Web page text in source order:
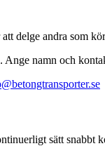
delge andra som
namn och
sätt snabbt